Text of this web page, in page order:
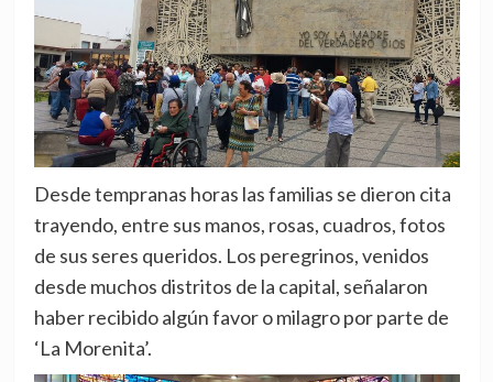
Desde tempranas horas las familias se dieron cita
trayendo, entre sus manos, rosas, cuadros, fotos
de sus seres queridos. Los peregrinos, venidos
desde muchos distritos de la capital, señalaron
haber recibido algún favor o milagro por parte de
‘La Morenita’.